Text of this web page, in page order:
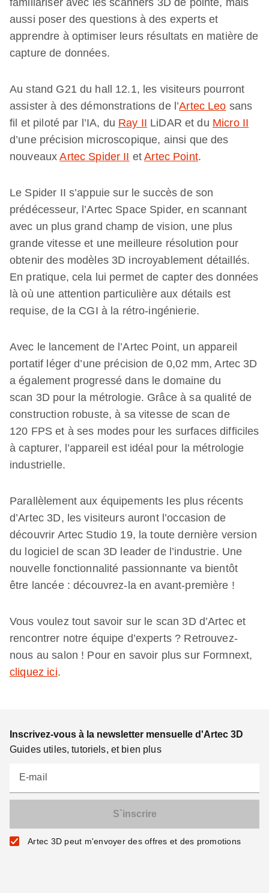
familiariser avec les scanners 3D de pointe, mais
aussi poser des questions à des experts et
apprendre à optimiser leurs résultats en matière de
capture de données.
Au stand G21 du hall 12.1, les visiteurs pourront
assister à des démonstrations de l’Artec Leo sans
fil et piloté par l’IA, du Ray II LiDAR et du Micro II
d’une précision microscopique, ainsi que des
nouveauxArtec Spider II etArtec Point.
Le Spider II s’appuie sur le succès de son
prédécesseur, l’Artec Space Spider, en scannant
avec un plus grand champ de vision, une plus
grande vitesse et une meilleure résolution pour
obtenir des modèles 3D incroyablement détaillés.
En pratique, cela lui permet de capter des données
là où une attention particulière aux détails est
requise, de la CGI à la rétro-ingénierie.
Avec le lancement de l’Artec Point, un appareil
portatif léger d’une précision de 0,02 mm, Artec 3D
a également progressé dans le domaine du
scan 3D pour la métrologie. Grâce à sa qualité de
construction robuste, à sa vitesse de scan de
120 FPS et à ses modes pour les surfaces difficiles
à capturer, l’appareil est idéal pour la métrologie
industrielle.
Parallèlement aux équipements les plus récents
d’Artec 3D, les visiteurs auront l’occasion de
découvrir Artec Studio 19, la toute dernière version
du logiciel de scan 3D leader de l’industrie. Une
nouvelle fonctionnalité passionnante va bientôt
être lancée : découvrez-la en avant-première !
Vous voulez tout savoir sur le scan 3D d’Artec et
rencontrer notre équipe d’experts ? Retrouvez-
nous au salon ! Pour en savoir plus sur Formnext,
cliquez ici.
Inscrivez-vous à la newsletter mensuelle d'Artec 3D
Guides utiles, tutoriels, et bien plus
E-mail
Artec 3D peut m'envoyer des offres et des promotions